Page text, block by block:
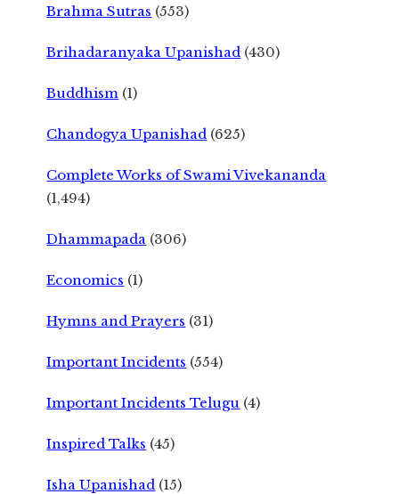
Brahma Sutras (553)
Brihadaranyaka Upanishad (430)
Buddhism (1)
Chandogya Upanishad (625)
Complete Works of Swami Vivekananda
(1,494)
Dhammapada (306)
Economics (1)
Hymns and Prayers (31)
Important Incidents (554)
Important Incidents Telugu (4)
Inspired Talks (45)
Isha Upanishad (15)